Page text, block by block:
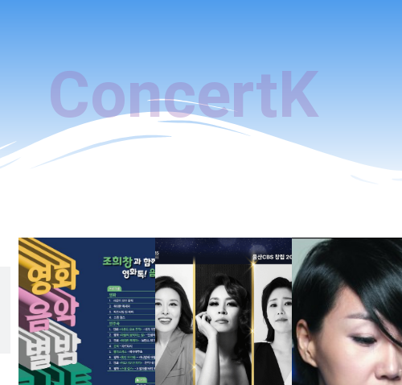
ConcertK